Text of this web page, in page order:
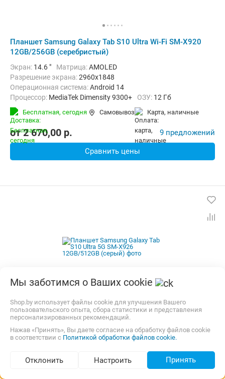
Подбор по параметрам (558)
Планшет Samsung Galaxy Tab S10 Ultra Wi-Fi SM-X920
12GB/256GB (серебристый)
Экран: 14.6 " Матрица:AMOLED
Разрешение экрана:2960x1848
Операционная система:Android 14
Процессор: MediaTek Dimensity 9300+ ОЗУ: 12 Гб
Встроенная память:
Тыловая камера:
Беспроводная связь:
Bluetooth, Wi-Fi
Комплектация:
718 г
Бесплатная, сегодня Самовывоз карта, наличные
от2 670,00 p. 9 предложений
Сравнить цены
Планшет Samsung Galaxy Tab S10 Ultra 5G SM-X926
12GB/512GB (серый)
AMOLED
Операционная система:
Android 14
Мы заботимся о Ваших cookie
Shop.by использует файлы cookie для улучшения Вашего
пользовательского опыта, сбора статистики и представления
персонализированных рекомендаций.
Нажав «Принять», Вы даете согласие на обработку файлов cookie
в соответствии с Политикой обработки файлов cookie.
Отклонить Настроить Принять